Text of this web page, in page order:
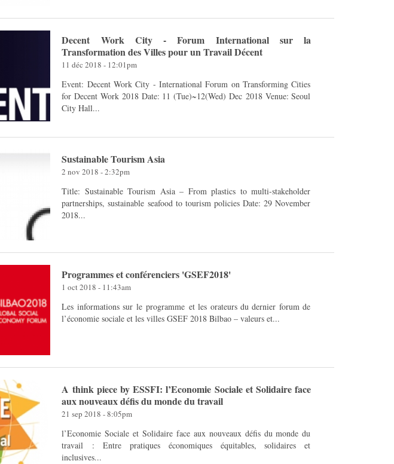
Decent Work City - Forum International sur la
Transformation des Villes pour un Travail Décent
11 déc 2018 - 12:01pm
Event: Decent Work City - International Forum on Transforming Cities
for Decent Work 2018 Date: 11 (Tue)~12(Wed) Dec 2018 Venue: Seoul
City Hall...
Sustainable Tourism Asia
2 nov 2018 - 2:32pm
Title: Sustainable Tourism Asia – From plastics to multi-stakeholder
partnerships, sustainable seafood to tourism policies Date: 29 November
2018...
Programmes et conférenciers 'GSEF2018'
1 oct 2018 - 11:43am
Les informations sur le programme et les orateurs du dernier forum de
l’économie sociale et les villes GSEF 2018 Bilbao – valeurs et...
A think piece by ESSFI:​ l’Economie Sociale et Solidaire face
aux nouveaux défis du monde du travail
21 sep 2018 - 8:05pm
l’Economie Sociale et Solidaire face aux nouveaux défis du monde du
travail : Entre pratiques économiques équitables, solidaires et
inclusives...